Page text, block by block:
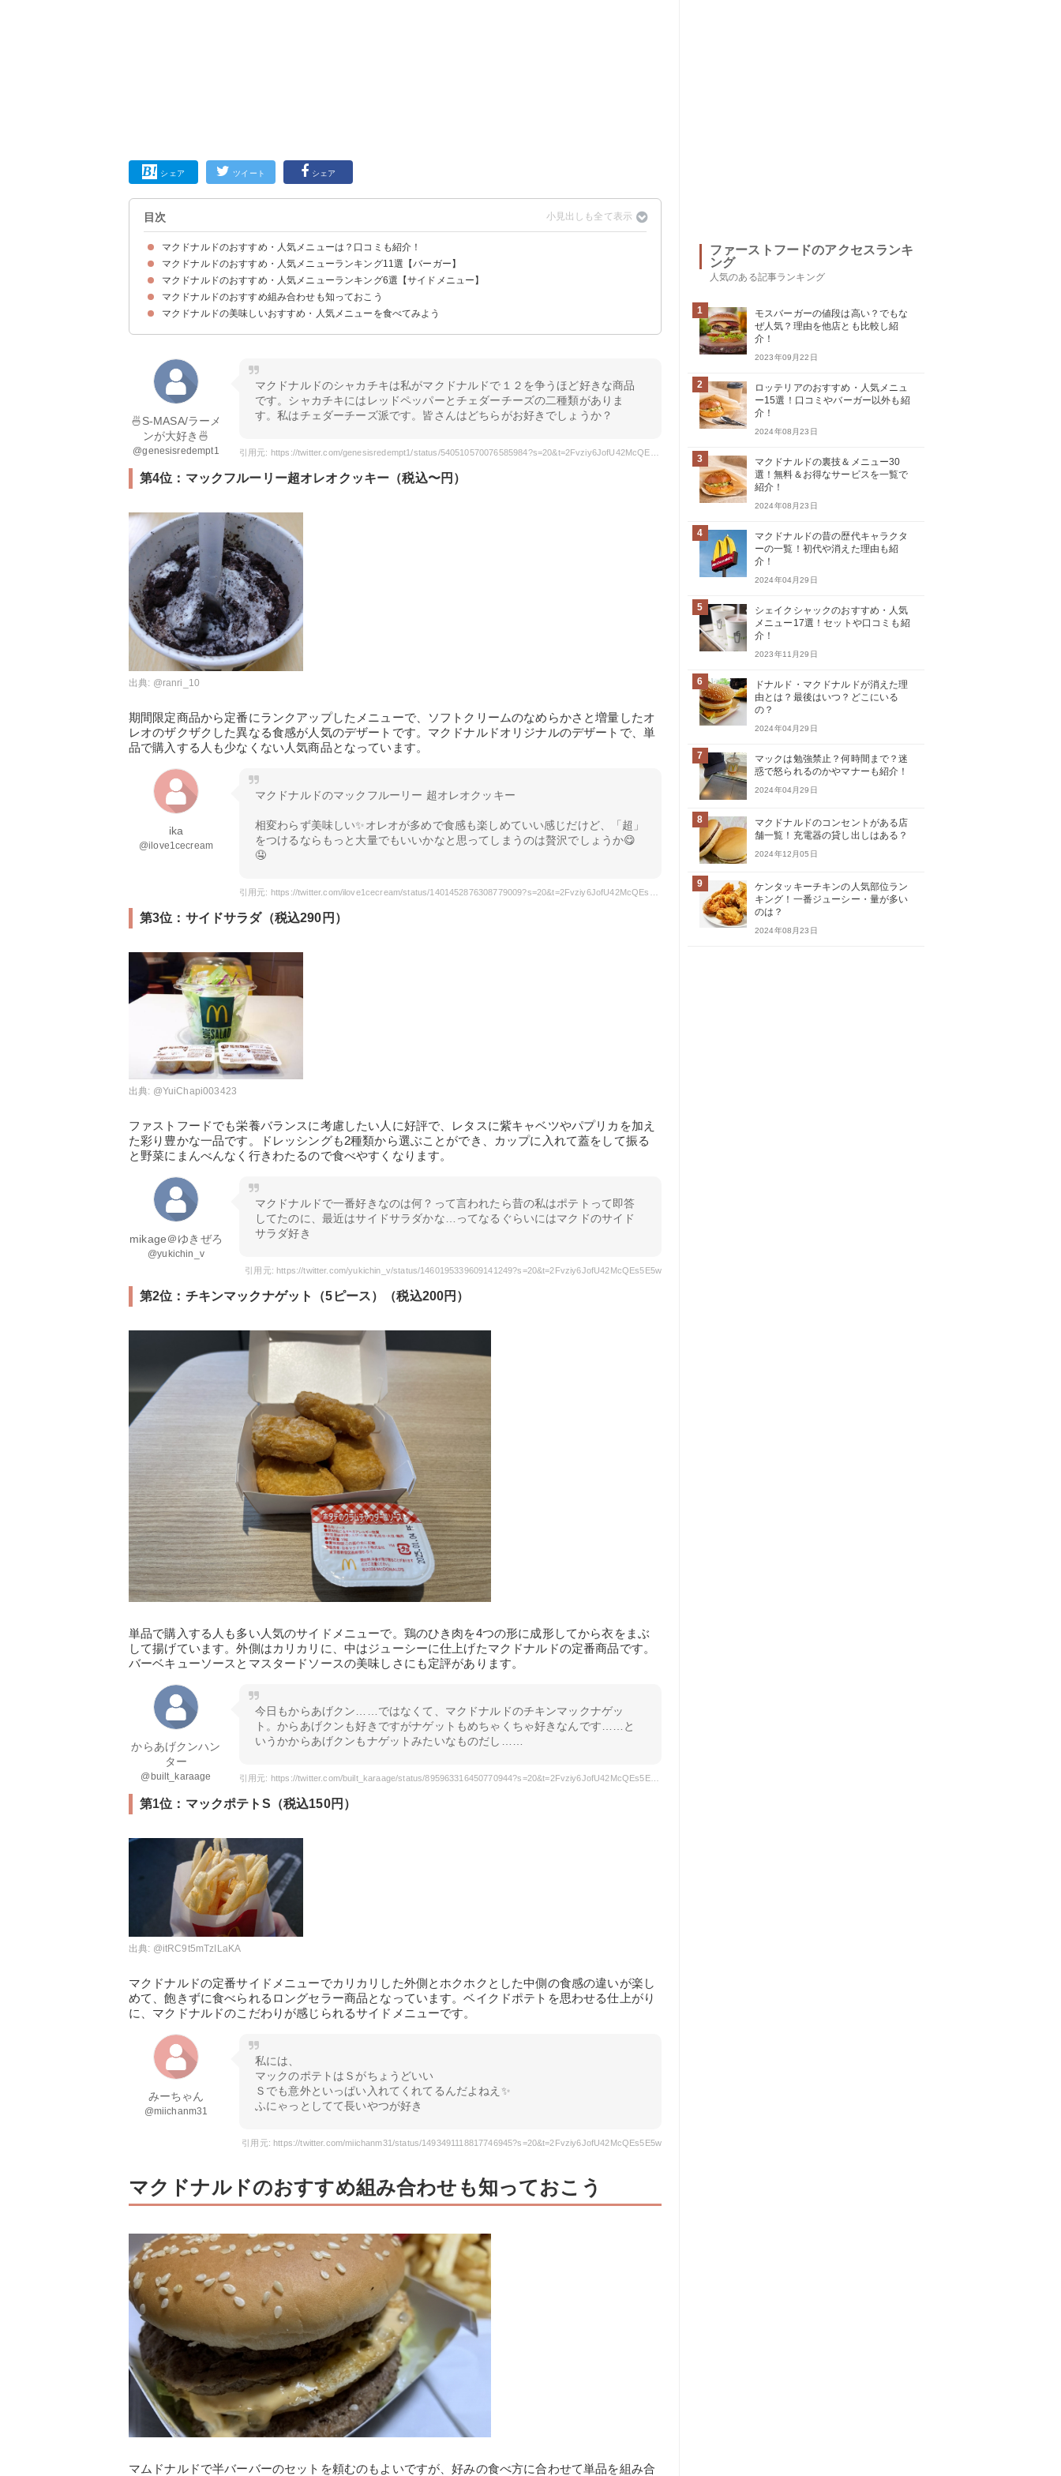
シェア ツイート シェア
目次
マクドナルドのおすすめ・人気メニューは？口コミも紹介！
マクドナルドのおすすめ・人気メニューランキング11選【バーガー】
第11位：ハンバーガー（税込130円）
第10位：てりやきチキンフィレオ（税込370円）
第9位：エッグチーズバーガー（税込200円）
第8位：サムライマック炙り醤油風ベーコントマト肉厚ビーフ（税込490円）
第7位：フィレオフィッシュ（税込350円）
第6位：チーズバーガー（税込160円）
第5位：えびフィレオ（税込390円）
第4位：サムライマック炙り醤油風ダブル肉厚ビーフ（税込490円）
第3位：てりやきマックバーガー（税込350円）
第2位：ビッグマック（税込390円）
第1位：ダブルチーズバーガー（税込350円）
マクドナルドのおすすめ・人気メニューランキング6選【サイドメニュー】
第6位：えだまめコーン（税込250円）
第5位：シャカチキ（税込150円）
第4位：マックフルーリー超オレオクッキー（税込〜円）
第3位：サイドサラダ（税込290円）
第2位：チキンマックナゲット（5ピース）（税込200円）
第1位：マックポテトS（税込150円）
マクドナルドのおすすめ組み合わせも知っておこう
組み合わせ①ガッツリ食べたい人向け
組み合わせ②コスパよく食べたい人向け
組み合わせ③〜軽食を楽しみたい人向け〜
マクドナルドの美味しいおすすめ・人気メニューを食べてみよう
🍜S-MASA/ラーメ
ンが大好き🍜
@genesisredempt1
マクドナルドのシャカチキは私がマクドナルドで１２を争うほど好きな商品
です。シャカチキにはレッドペッパーとチェダーチーズの二種類がありま
す。私はチェダーチーズ派です。皆さんはどちらがお好きでしょうか？
第4位：マックフルーリー超オレオクッキー（税込〜円）
出典: @ranri_10
期間限定商品から定番にランクアップしたメニューで、ソフトクリームのなめらかさと増量したオ
レオのザクザクした異なる食感が人気のデザートです。マクドナルドオリジナルのデザートで、単
品で購入する人も少なくない人気商品となっています。
ika
@ilove1cecream
マクドナルドのマックフルーリー 超オレオクッキー
相変わらず美味しい✨オレオが多めで食感も楽しめていい感じだけど、「超」
をつけるならもっと大量でもいいかなと思ってしまうのは贅沢でしょうか😋
🤤
第3位：サイドサラダ（税込290円）
出典: @YuiChapi003423
ファストフードでも栄養バランスに考慮したい人に好評で、レタスに紫キャベツやパプリカを加え
た彩り豊かな一品です。ドレッシングも2種類から選ぶことができ、カップに入れて蓋をして振る
と野菜にまんべんなく行きわたるので食べやすくなります。
mikage＠ゆきぜろ
@yukichin_v
マクドナルドで一番好きなのは何？って言われたら昔の私はポテトって即答
してたのに、最近はサイドサラダかな…ってなるぐらいにはマクドのサイド
サラダ好き
引用元: https://twitter.com/yukichin_v/status/1460195339609141249?s=20&t=2Fvziy6JofU42McQEs5E5w
第2位：チキンマックナゲット（5ピース）（税込200円）
単品で購入する人も多い人気のサイドメニューで。鶏のひき肉を4つの形に成形してから衣をまぶ
して揚げています。外側はカリカリに、中はジューシーに仕上げたマクドナルドの定番商品です。
バーベキューソースとマスタードソースの美味しさにも定評があります。
からあげクンハン
ター
@built_karaage
今日もからあげクン……ではなくて、マクドナルドのチキンマックナゲッ
ト。からあげクンも好きですがナゲットもめちゃくちゃ好きなんです……と
いうかからあげクンもナゲットみたいなものだし……
引用元: https://twitter.com/built_karaage/status/895963316450770944?s=20&t=2Fvziy6JofU42McQEs5E5w
第1位：マックポテトS（税込150円）
出典: @itRC9t5mTzILaKA
マクドナルドの定番サイドメニューでカリカリした外側とホクホクとした中側の食感の違いが楽し
めて、飽きずに食べられるロングセラー商品となっています。ベイクドポテトを思わせる仕上がり
に、マクドナルドのこだわりが感じられるサイドメニューです。
みーちゃん
@miichanm31
私には、
マックのポテトはＳがちょうどいい
Ｓでも意外といっぱい入れてくれてるんだよねえ✨
ふにゃっとしてて長いやつが好き
引用元: https://twitter.com/miichanm31/status/1493491118817746945?s=20&t=2Fvziy6JofU42McQEs5E5w
マクドナルドのおすすめ組み合わせも知っておこう
マムドナルドで半バーバーのセットを頼むのもよいですが、好みの食べ方に合わせて単品を組み合
ファーストフードのアクセスランキ
ング
人気のある記事ランキング
1
モスバーガーの値段は高い？でもな
ぜ人気？理由を他店とも比較し紹
介！
2023年09月22日
2
ロッテリアのおすすめ・人気メニュ
ー15選！口コミやバーガー以外も紹
介！
2024年08月23日
3
マクドナルドの裏技＆メニュー30
選！無料＆お得なサービスを一覧で
紹介！
2024年08月23日
4
マクドナルドの昔の歴代キャラクタ
ーの一覧！初代や消えた理由も紹
介！
2024年04月29日
5
シェイクシャックのおすすめ・人気
メニュー17選！セットや口コミも紹
介！
2023年11月29日
6
ドナルド・マクドナルドが消えた理
由とは？最後はいつ？どこにいる
の？
2024年04月29日
7
マックは勉強禁止？何時間まで？迷
惑で怒られるのかやマナーも紹介！
2024年04月29日
8
マクドナルドのコンセントがある店
舗一覧！充電器の貸し出しはある？
2024年12月05日
9
ケンタッキーチキンの人気部位ラン
キング！一番ジューシー・量が多い
のは？
2024年08月23日